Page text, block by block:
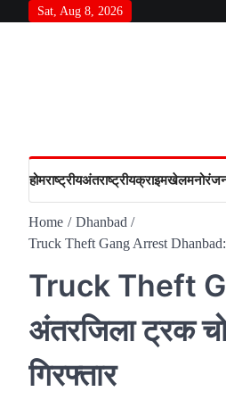
Sat, Aug 8, 2026
होमराष्‍ट्रीयअंतराष्‍ट्रीयक्राइमखेल
Home
Dhanbad
Truck Theft Gang Arrest Dhanbad:
Truck Theft
अंतरजिला ट्रक
गिरफ्तार